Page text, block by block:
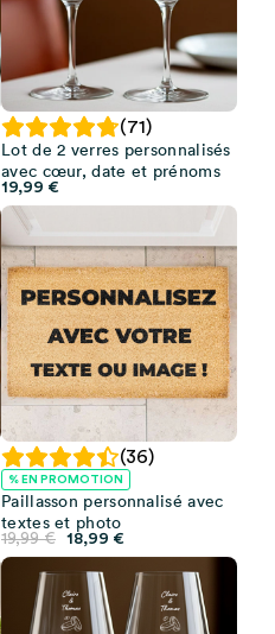
(71)
Lot de 2 verres personnalisés
avec cœur, date et prénoms
19,99 €
(36)
% EN PROMOTION
Paillasson personnalisé avec
textes et photo
19,99€
Le
prix
initial
était :
19,99 €.
18,99 €
prix
actuel
est :
18,99 €.